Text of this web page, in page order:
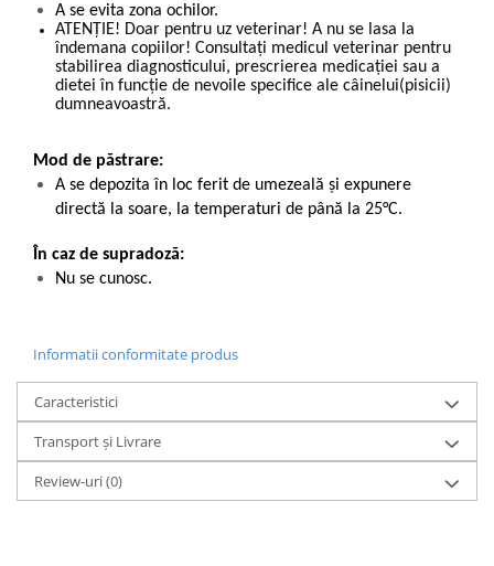
A se evita zona ochilor.
ATENȚIE! Doar pentru uz veterinar! A nu se lasa la
îndemana copiilor! Consultați medicul veterinar pentru
stabilirea diagnosticului, prescrierea medicației sau a
dietei în funcție de nevoile specifice ale câinelui(pisicii)
dumneavoastră.
Mod de păstrare:
A se depozita în loc ferit de umezeală și expunere
directă la soare, la temperaturi de până la 25°C.
În caz de supradoză:
Nu se cunosc.
Informatii conformitate produs
Caracteristici
Transport și Livrare
Review-uri(0)